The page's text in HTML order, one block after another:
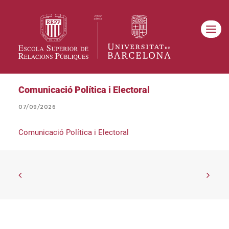
Comunicació Política i Electoral
07/09/2026
Comunicació Política i Electoral